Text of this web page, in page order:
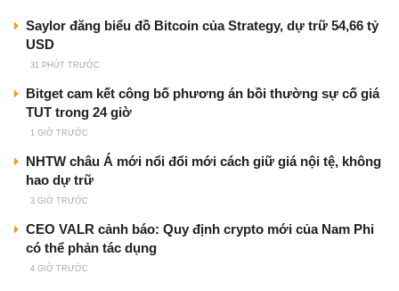
Saylor đăng biểu đồ Bitcoin của Strategy, dự trữ 54,66 tỷ
USD
31 PHÚT TRƯỚC
Bitget cam kết công bố phương án bồi thường sự cố giá
TUT trong 24 giờ
1 GIỜ TRƯỚC
NHTW châu Á mới nổi đổi mới cách giữ giá nội tệ, không
hao dự trữ
3 GIỜ TRƯỚC
CEO VALR cảnh báo: Quy định crypto mới của Nam Phi
có thể phản tác dụng
4 GIỜ TRƯỚC